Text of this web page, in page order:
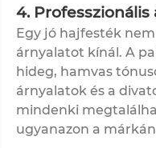
4.
Egy jó hajfesték
árnyalatot kínál. A
hideg, hamvas
árnyalatok és a
mindenki
ugyanazon a